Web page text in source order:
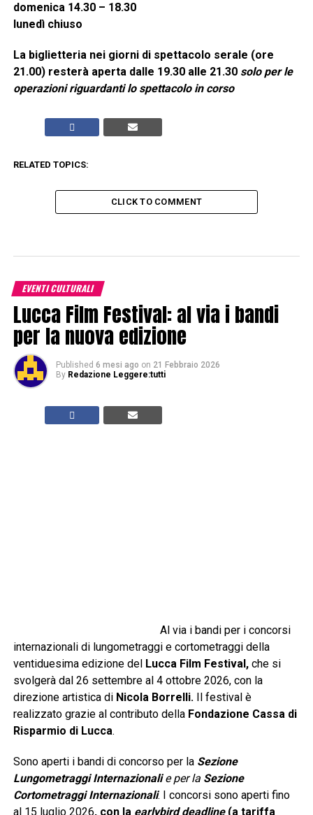
domenica 14.30 – 18.30
lunedì chiuso
La biglietteria nei giorni di spettacolo serale (ore
21.00) resterà aperta dalle 19.30 alle 21.30 solo per le
operazioni riguardanti lo spettacolo in corso
RELATED TOPICS:
CLICK TO COMMENT
EVENTI CULTURALI
Lucca Film Festival: al via i bandi
per la nuova edizione
Published 6 mesi ago on 21 Febbraio 2026
By Redazione Leggere:tutti
Al via i bandi per i concorsi
internazionali di lungometraggi e cortometraggi della
ventiduesima edizione del Lucca Film Festival ,che si
svolgerà dal 26 settembre al 4 ottobre 2026, con la
direzione artistica diNicola Borrelli.
Il festival è
realizzato grazie al contributo della Fondazione Cassa di
Risparmio di Lucca.
Sono aperti i bandi di concorso per la Sezione
Lungometraggi Internazionalie per la Sezione
Cortometraggi Internazionali. I concorsi sono aperti fino
al 15 luglio 2026, con la earlybird deadline(a tariffa